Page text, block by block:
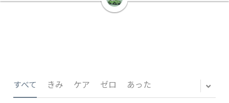
🏢会社概要・プライバシーポリシー・プロフィ
📸Who am I?（プロフィール）
🏙️社員が防ぐ不正と犯罪
すべて きみ ケア ゼロ あった